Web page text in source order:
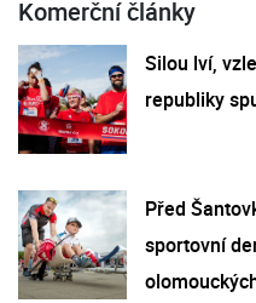
Komerční články
Silou lví,
republiky
Před
sportovní